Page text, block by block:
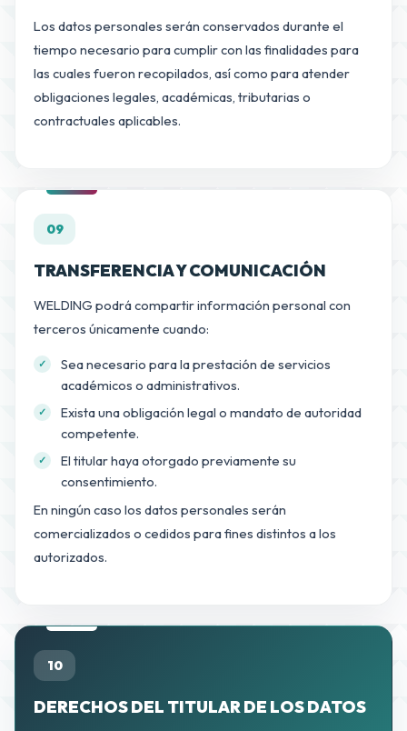
Los datos personales serán conservados durante el
tiempo necesario para cumplir con las finalidades para
las cuales fueron recopilados, así como para atender
obligaciones legales, académicas, tributarias o
contractuales aplicables.
09
TRANSFERENCIA Y COMUNICACIÓN
WELDING podrá compartir información personal con
terceros únicamente cuando:
Sea necesario para la prestación de servicios
académicos o administrativos.
Exista una obligación legal o mandato de autoridad
competente.
El titular haya otorgado previamente su
consentimiento.
En ningún caso los datos personales serán
comercializados o cedidos para fines distintos a los
autorizados.
10
DERECHOS DEL TITULAR DE LOS DATOS